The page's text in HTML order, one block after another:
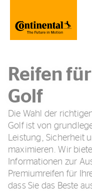
Reifen
Golf
Die Wahl der
Golf ist von
Leistung, Sicherheit
maximieren. Wir
Informationen zur
Premiumreifen für
dass Sie das Beste